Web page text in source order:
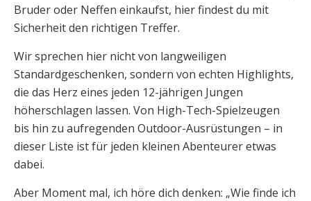
Bruder oder Neffen einkaufst, hier findest du mit
Sicherheit den richtigen Treffer.
Wir sprechen hier nicht von langweiligen
Standardgeschenken, sondern von echten Highlights,
die das Herz eines jeden 12-jährigen Jungen
höherschlagen lassen. Von High-Tech-Spielzeugen
bis hin zu aufregenden Outdoor-Ausrüstungen – in
dieser Liste ist für jeden kleinen Abenteurer etwas
dabei.
Aber Moment mal, ich höre dich denken: „Wie finde ich